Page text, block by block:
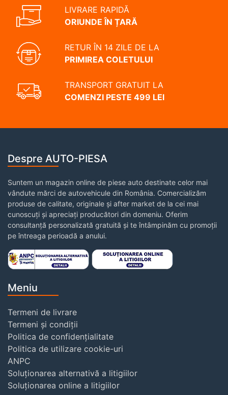
LIVRARE RAPIDĂ
ORIUNDE ÎN ȚARĂ
RETUR ÎN 14 ZILE DE LA
PRIMIREA COLETULUI
TRANSPORT GRATUIT LA
COMENZI PESTE 499 LEI
Despre AUTO-PIESA
Suntem un magazin online de piese auto destinate celor mai
vândute mărci de autovehicule din România. Comercializăm
produse de calitate, originale și after market de la cei mai
cunoscuți și apreciați producători din domeniu. Oferim
consultanță personalizată gratuită și te întâmpinăm cu promoții
pe întreaga perioadă a anului.
Meniu
Termeni de livrare
Termeni și condiții
Politica de confidențialitate
Politica de utilizare cookie-uri
ANPC
Soluționarea alternativă a litigiilor
Soluționarea online a litigiilor